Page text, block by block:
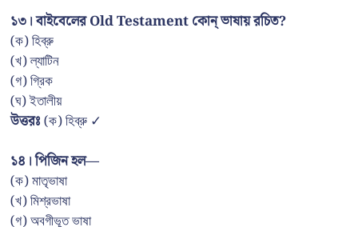
১৩। বাইবেলের Old Testament কোন্ ভাষায় রচিত?
(ক) হিব্রু
(খ) ল্যাটিন
(গ) গ্রিক
(ঘ) ইতালীয়
উত্তরঃ(ক) হিব্রু ✓
১৪। পিজিন হল—
(ক) মাতৃভাষা
(খ) মিশ্রভাষা
(গ) অবগীভূত ভাষা